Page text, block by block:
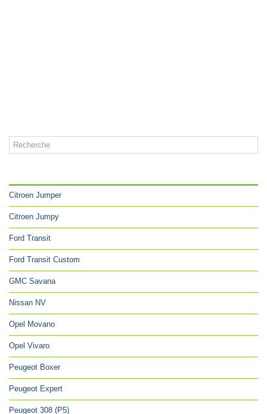
Citroen Jumper
Citroen Jumpy
Ford Transit
Ford Transit Custom
GMC Savana
Nissan NV
Opel Movano
Opel Vivaro
Peugeot Boxer
Peugeot Expert
Peugeot 308 (P5)